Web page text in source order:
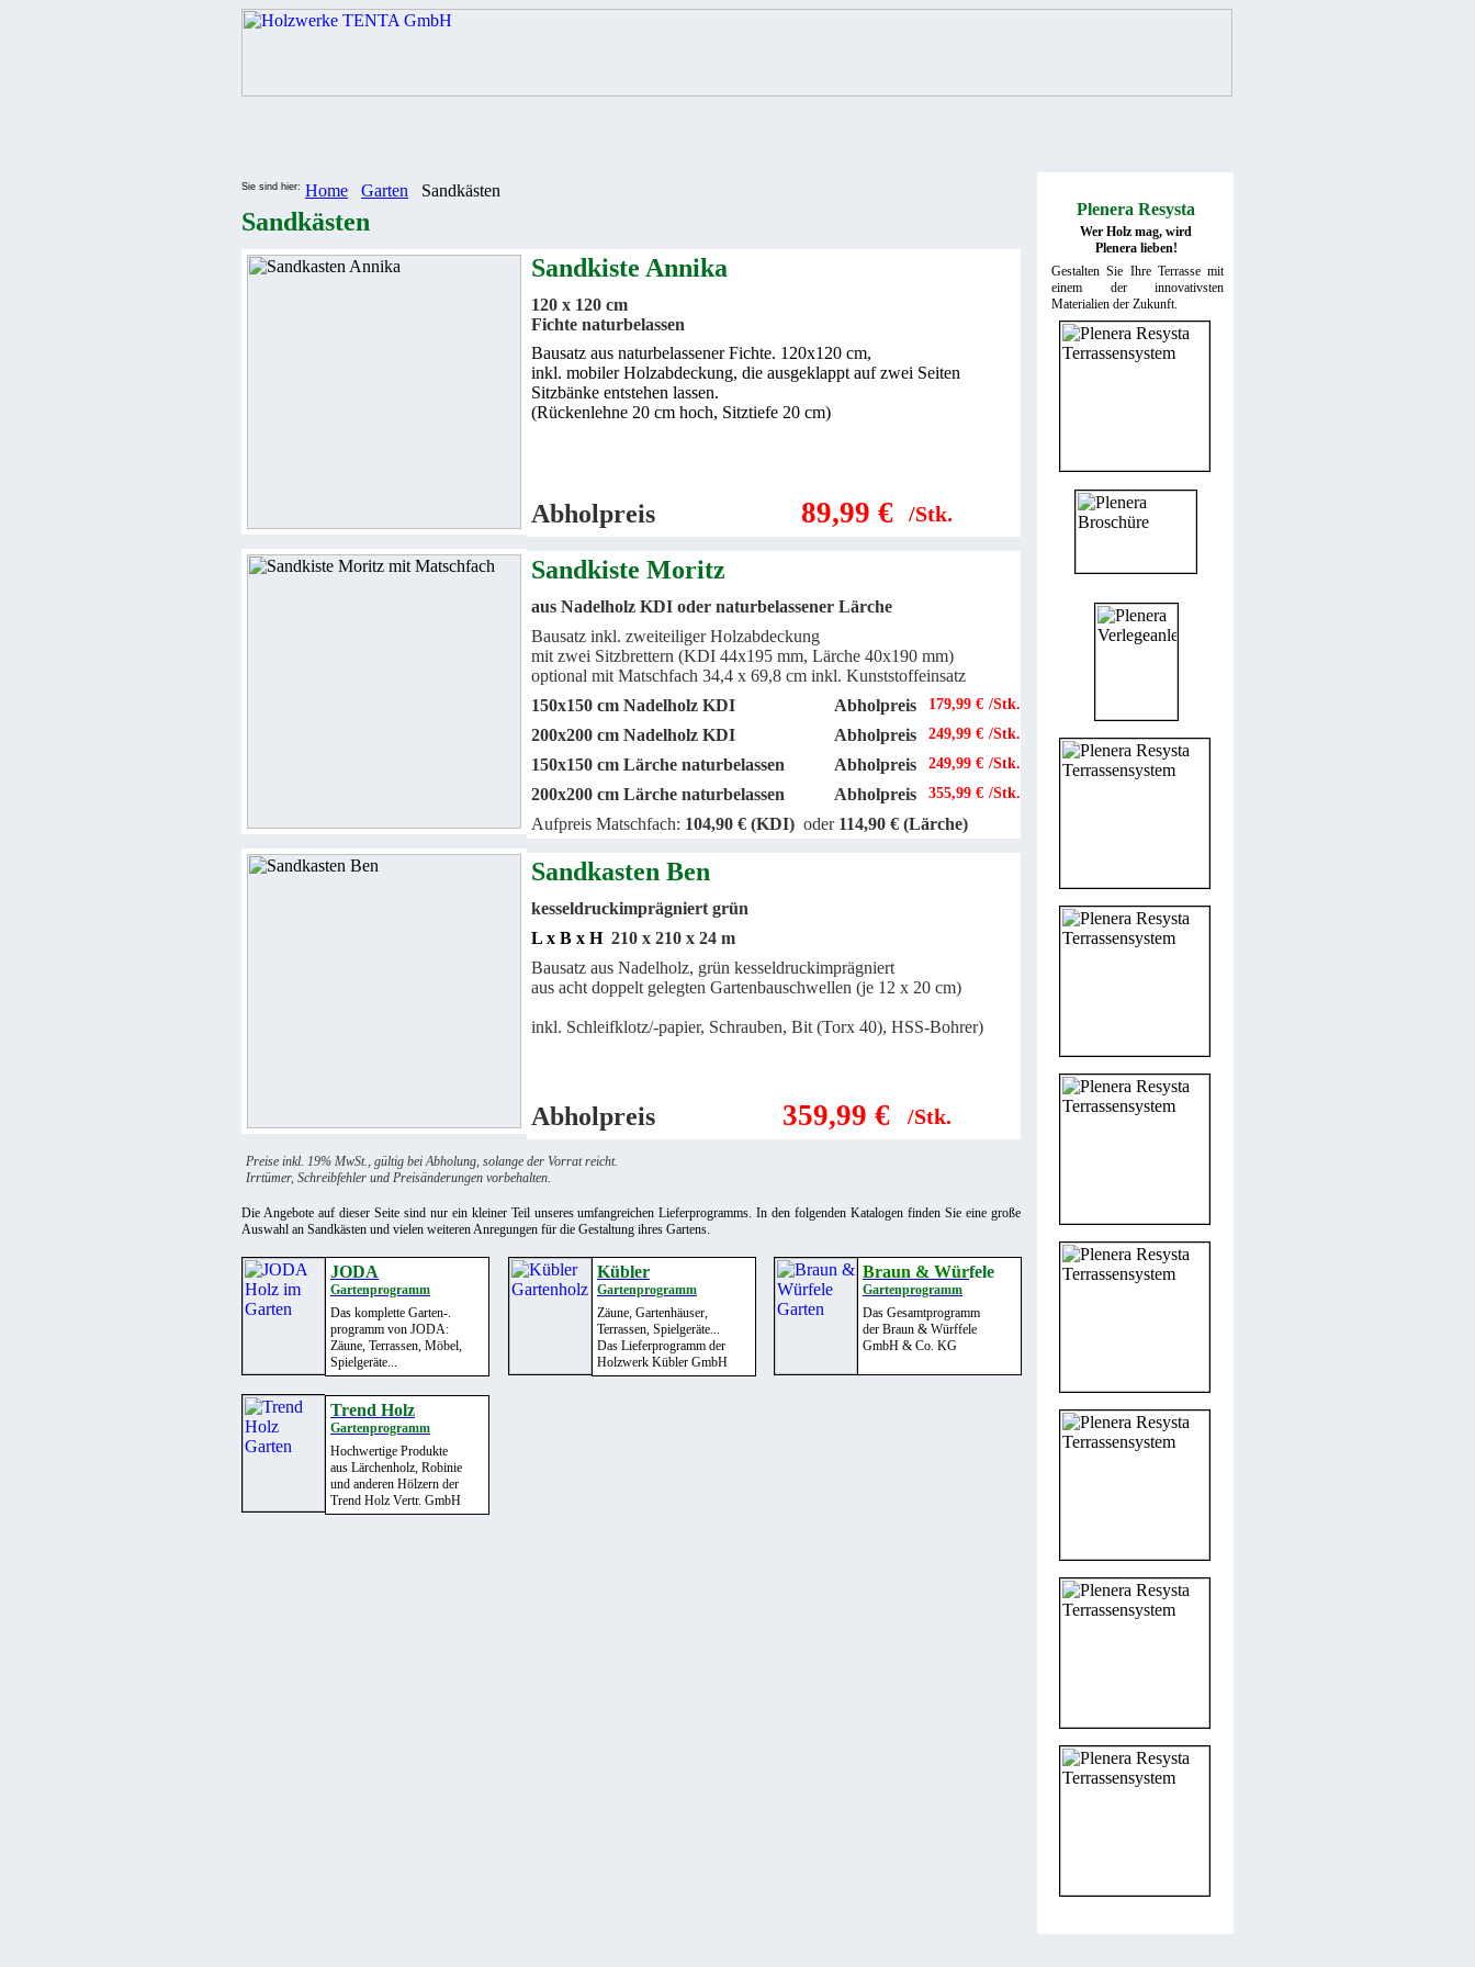
Sie sind hier: Home Garten Sandkästen
Sandkästen
Sandkiste Annika
120 x 120 cm
Fichte naturbelassen
Bausatz aus naturbelassener Fichte. 120x120 cm,
inkl. mobiler Holzabdeckung, die ausgeklappt auf zwei Seiten
Sitzbänke entstehen lassen.
(Rückenlehne 20 cm hoch, Sitztiefe 20 cm)
Abholpreis 89,99 € /Stk.
Sandkiste Moritz
aus Nadelholz KDI oder naturbelassener Lärche
Bausatz inkl. zweiteiliger Holzabdeckung
mit zwei Sitzbrettern (KDI 44x195 mm, Lärche 40x190 mm)
optional mit Matschfach 34,4 x 69,8 cm inkl. Kunststoffeinsatz
150x150 cm Nadelholz KDI
200x200 cm Nadelholz KDI
150x150 cm Lärche naturbelassen
200x200 cm Lärche naturbelassen
Abholpreis
Abholpreis
Abholpreis
Abholpreis
179,99 €
249,99 €
249,99 €
355,99 €
/Stk.
/Stk.
/Stk.
/Stk.
Aufpreis Matschfach: 104,90 € (KDI) oder 114,90 € (Lärche)
Sandkasten Ben
kesseldruckimprägniert grün
L x B x H 210 x 210 x 24 m
Bausatz aus Nadelholz, grün kesseldruckimprägniert
aus acht doppelt gelegten Gartenbauschwellen (je 12 x 20 cm)
inkl. Schleifklotz/-papier, Schrauben, Bit (Torx 40), HSS-Bohrer)
Abholpreis 359,99 € /Stk.
Preise inkl. 19% MwSt., gültig bei Abholung, solange der Vorrat reicht.
Irrtümer, Schreibfehler und Preisänderungen vorbehalten.
Die Angebote auf dieser Seite sind nur ein kleiner Teil unseres umfangreichen Lieferprogramms. In den folgenden Katalogen finden Sie eine große
Auswahl an Sandkästen und vielen weiteren Anregungen für die Gestaltung ihres Gartens.
JODA
Gartenprogramm
Das komplette Garten-.
programm von JODA:
Zäune, Terrassen, Möbel,
Spielgeräte...
Trend Holz
Gartenprogramm
Hochwertige Produkte
aus Lärchenholz, Robinie
und anderen Hölzern der
Trend Holz Vertr. GmbH
Kübler
Gartenprogramm
Zäune, Gartenhäuser,
Terrassen, Spielgeräte...
Das Lieferprogramm der
Holzwerk Kübler GmbH
Braun & Würfele
Gartenprogramm
Das Gesamtprogramm
der Braun & Würffele
GmbH & Co. KG
Plenera Resysta
Wer Holz mag, wird
Plenera lieben!
Gestalten Sie Ihre Terrasse mit
einem der innovativsten
Materialien der Zukunft.